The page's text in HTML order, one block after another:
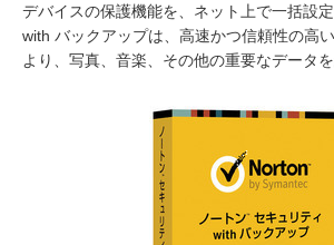
デバイスの保護機能を、ネット上で一括設定
with バックアップは、高速かつ信頼性の高
より、写真、音楽、その他の重要なデータ